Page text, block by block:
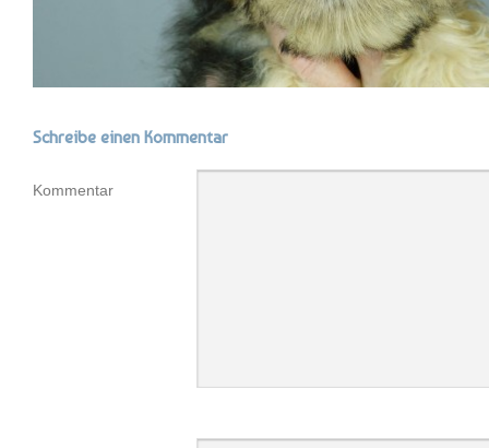
Schreibe einen Kommentar
Kommentar